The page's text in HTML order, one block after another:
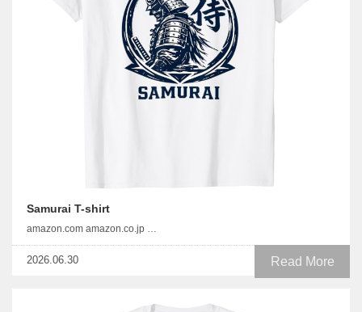
Samurai T-shirt
amazon.com amazon.co.jp …
Read More
2026.06.30